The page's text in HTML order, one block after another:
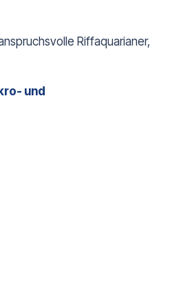
Riffaquarianer,
und